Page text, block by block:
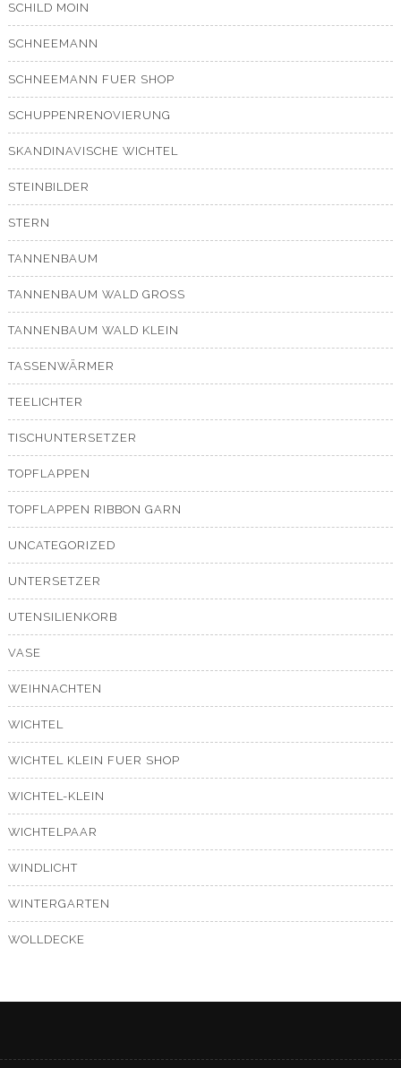
SCHILD MOIN
SCHNEEMANN
SCHNEEMANN FUER SHOP
SCHUPPENRENOVIERUNG
SKANDINAVISCHE WICHTEL
STEINBILDER
STERN
TANNENBAUM
TANNENBAUM WALD GROSS
TANNENBAUM WALD KLEIN
TASSENWÄRMER
TEELICHTER
TISCHUNTERSETZER
TOPFLAPPEN
TOPFLAPPEN RIBBON GARN
UNCATEGORIZED
UNTERSETZER
UTENSILIENKORB
VASE
WEIHNACHTEN
WICHTEL
WICHTEL KLEIN FUER SHOP
WICHTEL-KLEIN
WICHTELPAAR
WINDLICHT
WINTERGARTEN
WOLLDECKE